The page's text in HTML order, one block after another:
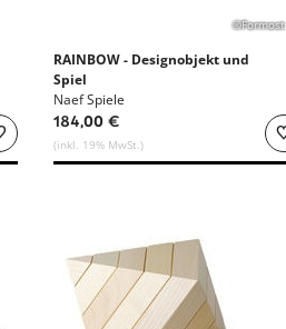
©Formost
RAINBOW - Designobjekt und
Spiel
Naef Spiele
184,00 €
(inkl. 19% MwSt.)